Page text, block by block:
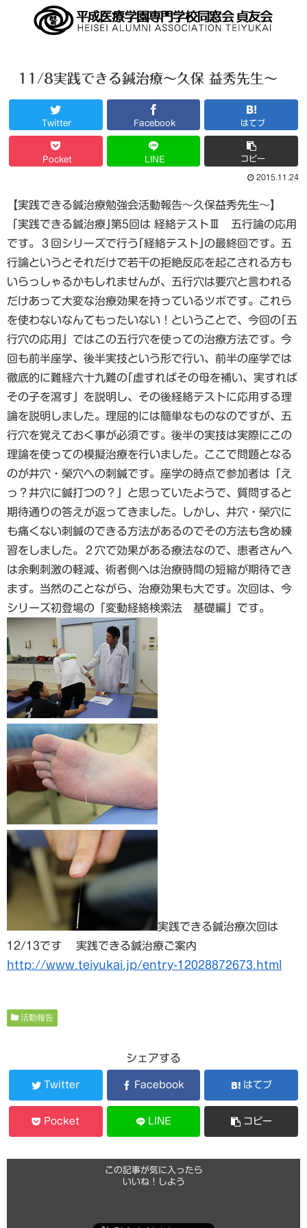
11/8実践できる鍼治療～久保 益秀先生～
Twitter Facebook はてブ
Pocket LINE コピー
2015.11.24
【実践できる鍼治療勉強会活動報告～久保益秀先生～】
「実践できる鍼治療｣第5回は 経絡テストⅢ 五行論の応用
です。３回シリーズで行う｢経絡テスト｣の最終回です。五
行論というとそれだけで若干の拒絶反応を起こされる方も
いらっしゃるかもしれませんが、五行穴は要穴と言われる
だけあって大変な治療効果を持っているツボです。これら
を使わないなんてもったいない！ということで、今回の｢五
行穴の応用」ではこの五行穴を使っての治療方法です。今
回も前半座学、後半実技という形で行い、前半の座学では
徹底的に難経六十九難の｢虚すればその母を補い、実すれば
その子を瀉す」を説明し、その後経絡テストに応用する理
論を説明しました。理屈的には簡単なものなのですが、五
行穴を覚えておく事が必須です。後半の実技は実際にこの
理論を使っての模擬治療を行いました。ここで問題となる
のが井穴・榮穴への刺鍼です。座学の時点で参加者は「え
っ？井穴に鍼打つの？」と思っていたようで、質問すると
期待通りの答えが返ってきました。しかし、井穴・榮穴に
も痛くない刺鍼のできる方法があるのでその方法も含め練
習をしました。２穴で効果がある療法なので、患者さんへ
は余剰刺激の軽減、術者側へは治療時間の短縮が期待でき
ます。当然のことながら、治療効果も大です。次回は、今
シリーズ初登場の「変動経絡検索法 基礎編」です。
実践できる鍼治療次回は
12/13です 実践できる鍼治療ご案内
http://www.teiyukai.jp/entry-12028872673.html
活動報告
シェアする
Twitter Facebook はてブ
Pocket LINE コピー
この記事が気に入ったら
いいね！しよう